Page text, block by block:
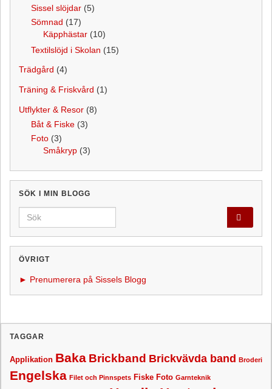
Sissel slöjdar (5)
Sömnad (17)
Käpphästar (10)
Textilslöjd i Skolan (15)
Trädgård (4)
Träning & Friskvård (1)
Utflykter & Resor (8)
Båt & Fiske (3)
Foto (3)
Småkryp (3)
SÖK I MIN BLOGG
Search for:
ÖVRIGT
► Prenumerera på Sissels Blogg
TAGGAR
Applikation Baka Brickband Brickvävda band Broderi
Engelska Filet och Pinnspets Fiske Foto Garnteknik